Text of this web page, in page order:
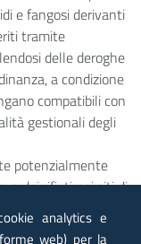
e fangosi derivanti
tramite
delle deroghe
a condizione
compatibili con
gestionali degli
potenzialmente
dei rifiuti nei siti di
delegato o i
delle
analytics e
web) per la